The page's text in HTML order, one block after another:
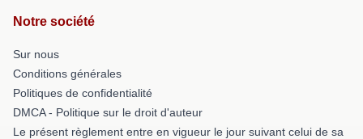
Notre société
Sur nous
Conditions générales
Politiques de confidentialité
DMCA - Politique sur le droit d'auteur
Le présent règlement entre en vigueur le jour suivant celui de sa